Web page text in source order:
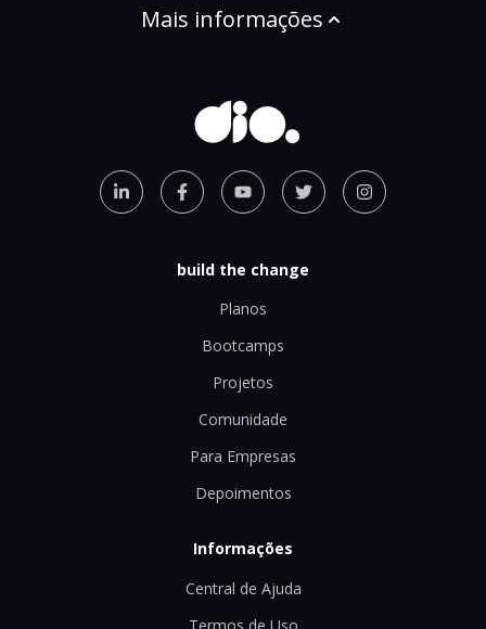
Mais informações
build the change
Planos
Bootcamps
Projetos
Comunidade
Para Empresas
Depoimentos
Informações
Central de Ajuda